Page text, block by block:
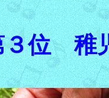
位 稚